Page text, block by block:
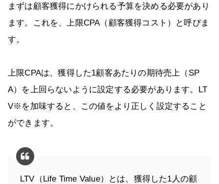
まずは顧客獲得にかけられる予算を決める必要があり
ます。これを、上限CPA（顧客獲得コスト）と呼びま
す。
上限CPAは、獲得した1顧客あたりの期待売上（SP
A）を上回らないように設定する必要があります。LT
V※を加味すると、この値をより正しく設定すること
ができます。
LTV（Life Time Value）とは、獲得した1人の顧